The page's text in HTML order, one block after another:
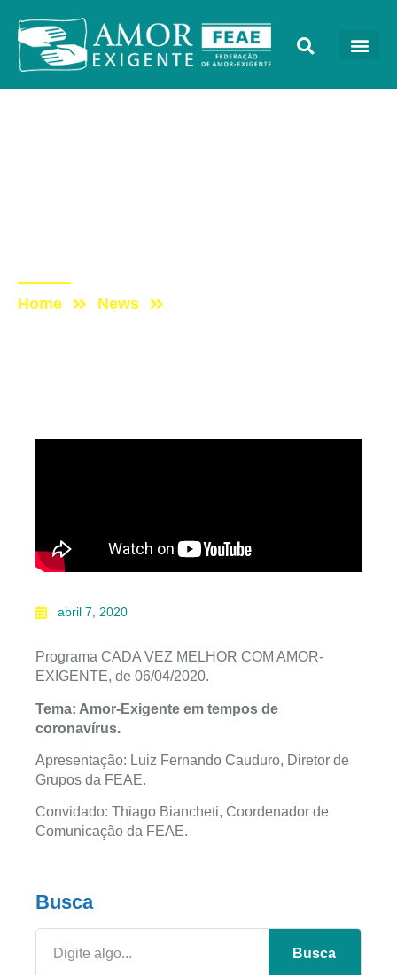
Home News
abril 7, 2020
Programa CADA VEZ MELHOR COM AMOR-
EXIGENTE, de 06/04/2020.
Tema: Amor-Exigente em tempos de
coronavírus.
Apresentação: Luiz Fernando Cauduro, Diretor de
Grupos da FEAE.
Convidado: Thiago Biancheti, Coordenador de
Comunicação da FEAE.
Busca
Busca